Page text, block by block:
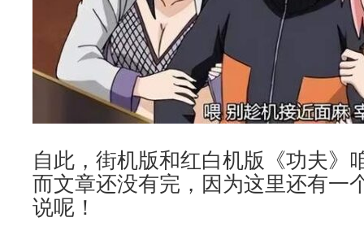
自此，街机版和红白机版《功夫》
而文章还没有完，因为这里还有一
说呢！